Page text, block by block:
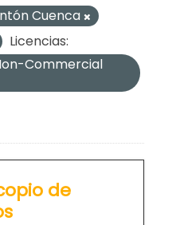
Cuenca
Licencias:
Commercial
de